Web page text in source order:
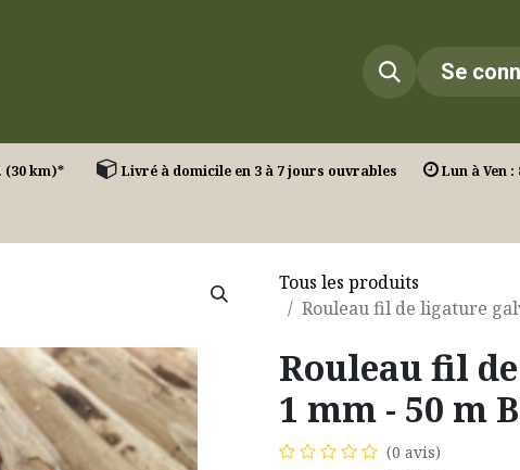
Se
(30 km)* Livré à domicile en 3 à 7 jours ouvrables
Lun à Ven :
Tous les produits
Rouleau fil de ligature
Rouleau fil
1 mm - 50 m
(0 avis)